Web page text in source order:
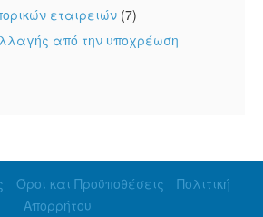
εταιρειών (7)
από την υποχρέωση
Όροι και Προϋποθέσεις
Πολιτική
Απορρήτου